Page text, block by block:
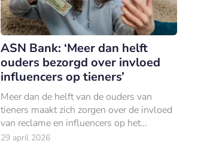
ASN Bank: ‘Meer dan helft
ouders bezorgd over invloed
influencers op tieners’
Meer dan de helft van de ouders van
tieners maakt zich zorgen over de invloed
van reclame en influencers op het
uitgavenpatroon van hun kinderen.
29 april 2026